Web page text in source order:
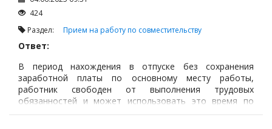
424
Раздел: Прием на работу по совместительству
Ответ:
В период нахождения в отпуске без сохранения
заработной платы по основному месту работы,
работник свободен от выполнения трудовых
обязанностей и может использовать это время по
своему усмотрению, включая работу у другого